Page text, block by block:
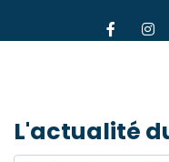
L'actualité